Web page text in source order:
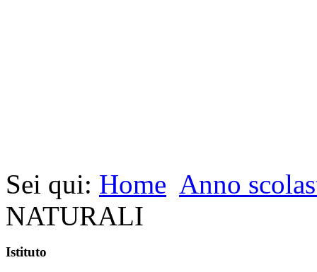
Sei qui: Home Anno
NATURALI
Istituto